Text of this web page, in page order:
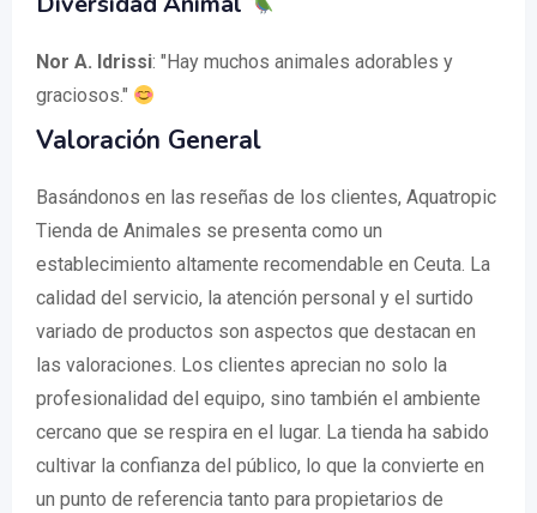
Nor A. Idrissi: "Hay muchos animales adorables y
graciosos."
Valoración General
Basándonos en las reseñas de los clientes, Aquatropic
Tienda de Animales se presenta como un
establecimiento altamente recomendable en Ceuta. La
calidad del servicio, la atención personal y el surtido
variado de productos son aspectos que destacan en
las valoraciones. Los clientes aprecian no solo la
profesionalidad del equipo, sino también el ambiente
cercano que se respira en el lugar. La tienda ha sabido
cultivar la confianza del público, lo que la convierte en
un punto de referencia tanto para propietarios de